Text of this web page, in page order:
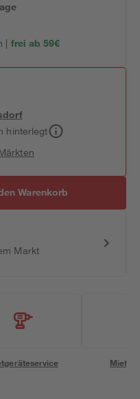
| frei ab 59€
hinterlegt
Warenkorb
Markt